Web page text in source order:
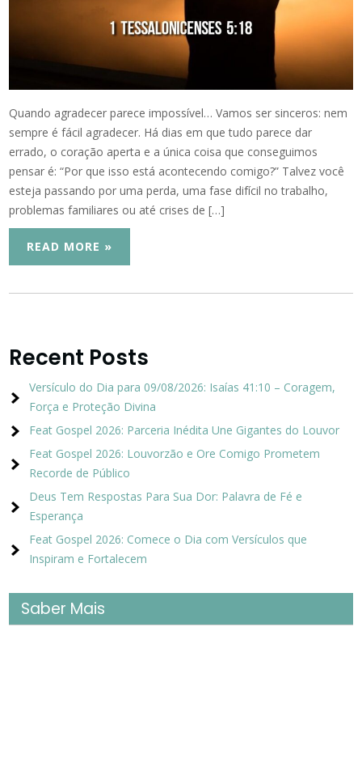
Quando agradecer parece impossível… Vamos ser sinceros: nem
sempre é fácil agradecer. Há dias em que tudo parece dar
errado, o coração aperta e a única coisa que conseguimos
pensar é: “Por que isso está acontecendo comigo?” Talvez você
esteja passando por uma perda, uma fase difícil no trabalho,
problemas familiares ou até crises de […]
READ MORE »
Recent Posts
Versículo do Dia para 09/08/2026: Isaías 41:10 – Coragem,
Força e Proteção Divina
Feat Gospel 2026: Parceria Inédita Une Gigantes do Louvor
Feat Gospel 2026: Louvorzão e Ore Comigo Prometem
Recorde de Público
Deus Tem Respostas Para Sua Dor: Palavra de Fé e
Esperança
Feat Gospel 2026: Comece o Dia com Versículos que
Inspiram e Fortalecem
Saber Mais